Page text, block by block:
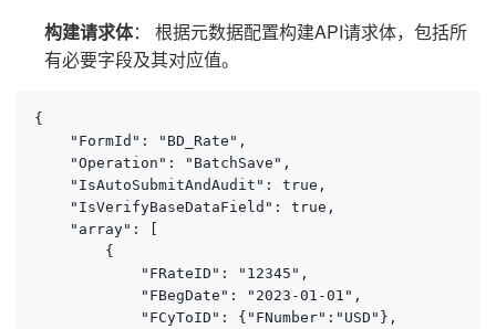
构建请求体： 根据元数据配置构建API请求体，包括所
有必要字段及其对应值。
{
    "FormId": "BD_Rate",
    "Operation": "BatchSave",
    "IsAutoSubmitAndAudit": true,
    "IsVerifyBaseDataField": true,
    "array": [
        {
            "FRateID": "12345",
            "FBegDate": "2023-01-01",
            "FCyToID": {"FNumber":"USD"},